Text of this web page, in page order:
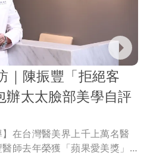
｜陳振豐「拒絕客
太太臉部美學自評
】在台灣醫美界上千上萬名醫
師去年榮獲「蘋果愛美獎」